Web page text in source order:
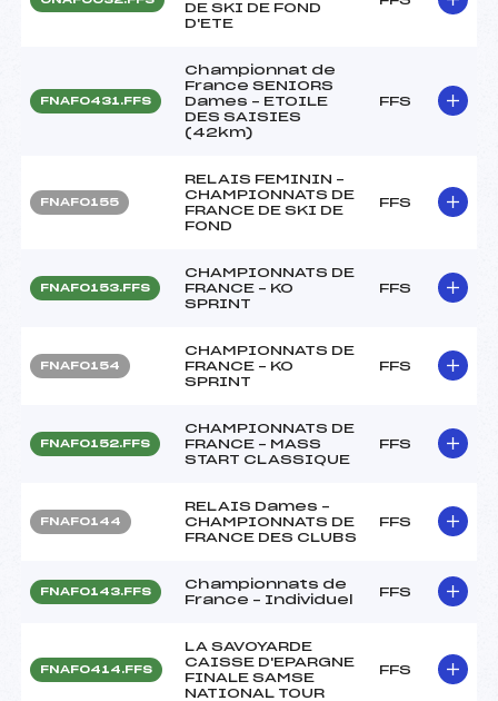
DE SKI DE FOND
D'ETE
FNAF0431.FFS
Championnat de
France SENIORS
Dames – ETOILE
DES SAISIES
(42km)
FFS
FNAF0155
RELAIS FEMININ –
CHAMPIONNATS DE
FRANCE DE SKI DE
FOND
FFS
FNAF0153.FFS
CHAMPIONNATS DE
FRANCE – KO
SPRINT
FFS
FNAF0154
CHAMPIONNATS DE
FRANCE – KO
SPRINT
FFS
FNAF0152.FFS
CHAMPIONNATS DE
FRANCE – MASS
START CLASSIQUE
FFS
FNAF0144
RELAIS Dames –
CHAMPIONNATS DE
FRANCE DES CLUBS
FFS
FNAF0143.FFS
Championnats de
France – Individuel
FFS
FNAF0414.FFS
LA SAVOYARDE
CAISSE D'EPARGNE
FINALE SAMSE
NATIONAL TOUR
FFS